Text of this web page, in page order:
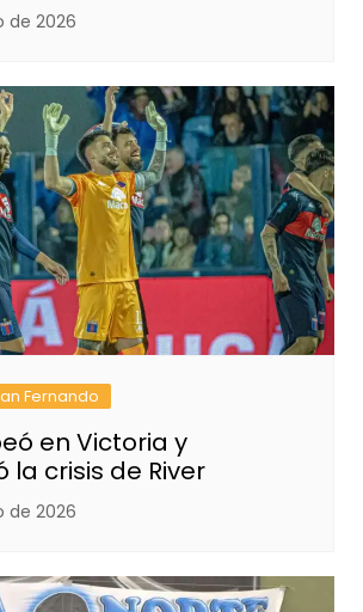
de 2026
Fernando
en Victoria y
la crisis de River
de 2026